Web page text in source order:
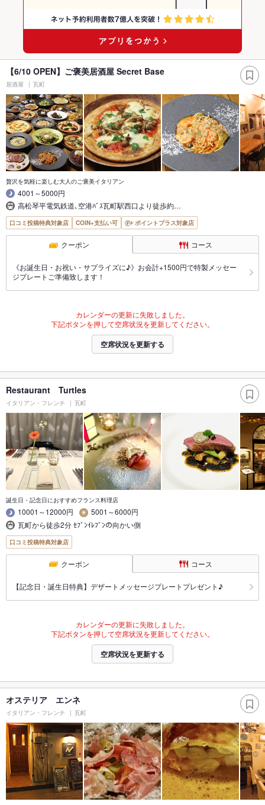
【6/10 OPEN】ご褒美居酒屋 Secret Base
居酒屋 瓦町
贅沢を気軽に楽しむ大人のご褒美イタリアン
4001～5000円
高松琴平電気鉄道､空港ﾊﾞｽ瓦町駅西口より徒歩約…
口コミ投稿特典対象店 COIN+支払い可 ポイントプラス対象店
クーポン コース
《お誕生日・お祝い・サプライズに♪》お会計+1500円で特製メッセー
ジプレートご準備致します！
カレンダーの更新に失敗しました。
下記ボタンを押して空席状況を更新してください。
空席状況を更新する
Restaurant Turtles
イタリアン・フレンチ 瓦町
誕生日・記念日におすすめフランス料理店
10001～12000円
5001～6000円
瓦町から徒歩2分 ｾﾌﾞﾝｲﾚﾌﾞﾝの向かい側
口コミ投稿特典対象店
クーポン コース
【記念日・誕生日特典】デザートメッセージプレートプレゼント♪
カレンダーの更新に失敗しました。
下記ボタンを押して空席状況を更新してください。
空席状況を更新する
オステリア エンネ
イタリアン・フレンチ 瓦町